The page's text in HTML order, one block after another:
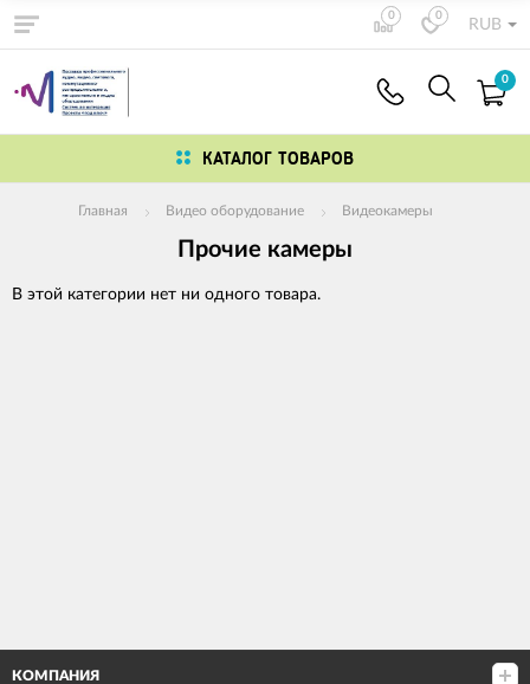
0 0
RUB
0
КАТАЛОГ ТОВАРОВ
Главная Видео оборудование Видеокамеры
Прочие камеры
В этой категории нет ни одного товара.
КОМПАНИЯ